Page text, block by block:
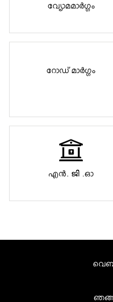
വ്യോമമാർഗ്ഗം
റോഡ് മാർഗ്ഗം
എൻ. ജി .ഓ